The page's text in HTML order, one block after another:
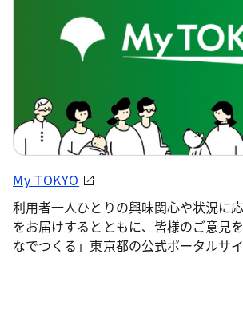
My TOKYO
利用者一人ひとりの興味関心や状況に
をお届けするとともに、皆様のご意見
なでつくる」東京都の公式ポータルサイ